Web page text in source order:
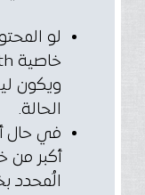
لو
ويكون
الحالة.